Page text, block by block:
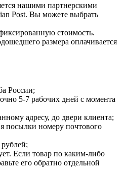
нашими партнерскими
Post. Вы можете выбрать
стоимость.
размера оплачивается
России;
5-7 рабочих дней с момента
адресу, до двери клиента;
посылки номеру почтового
рублей;
Если товар по каким-либо
его обратно отдельной